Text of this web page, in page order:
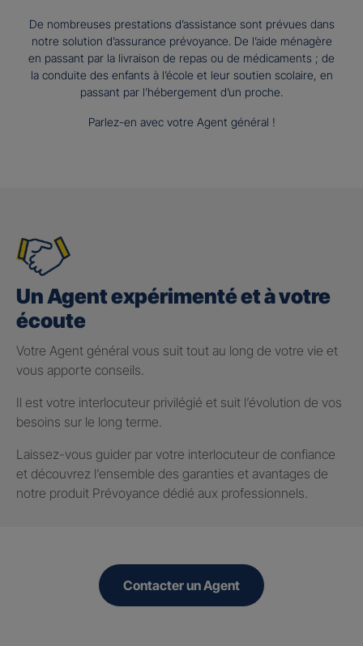
De nombreuses prestations d’assistance sont prévues dans
notre solution d’assurance prévoyance. De l’aide ménagère
en passant par la livraison de repas ou de médicaments ; de
la conduite des enfants à l’école et leur soutien scolaire, en
passant par l’hébergement d’un proche.
Parlez-en avec votre Agent général !
Un Agent expérimenté et à votre
écoute
Votre Agent général vous suit tout au long de votre vie et
vous apporte conseils.
Il est votre interlocuteur privilégié et suit l’évolution de vos
besoins sur le long terme.
Laissez-vous guider par votre interlocuteur de confiance
et découvrez l’ensemble des garanties et avantages de
notre produit Prévoyance dédié aux professionnels.
Contacter un Agent